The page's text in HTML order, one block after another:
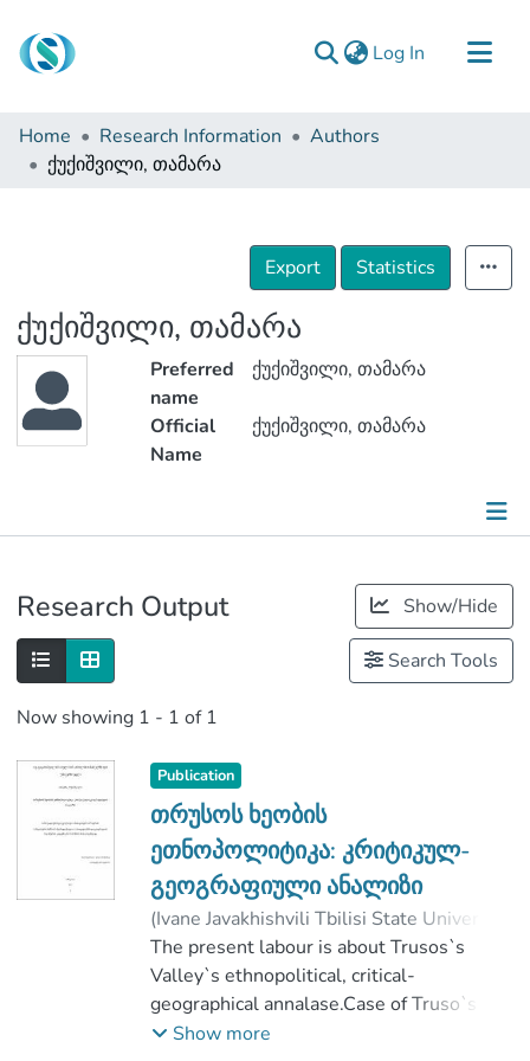
Log In (current)
Communities & Collections
Browse
Home Research Information
Authors
ქუქიშვილი, თამარა
Export Statistics
ქუქიშვილი, თამარა
Preferred
name
ქუქიშვილი, თამარა
Official
Name
ქუქიშვილი, თამარა
Research Output Show/Hide
Search Tools
Now showing 1 - 1 of 1
Publication
თრუსოს ხეობის
ეთნოპოლიტიკა: კრიტიკულ-
გეოგრაფიული ანალიზი
(Ivane Javakhishvili Tbilisi State University
2017)ქუქიშვილი, თამარა
;
სიჭინავა, დავით
;
Faculty of Social and Political Sciences
Ivane Javakhishvili Tbilisi State University
The present labour is about Trusos`s
Valley`s ethnopolitical, critical-
geographical annalase.Case of Truso`s
Valley`s is an interesting in this side of
Show more